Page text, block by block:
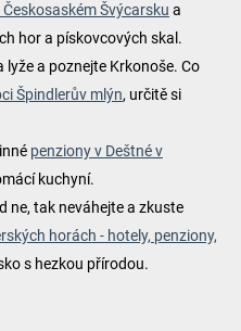
Švýcarsku a
hor a pískovcových skal.
lyže a poznejte Krkonoše. Co
Špindlerův mlýn, určitě si
penziony v Deštné v
kuchyní.
ne, tak neváhejte a zkuste
horách - hotely, penziony,
s hezkou přírodou.